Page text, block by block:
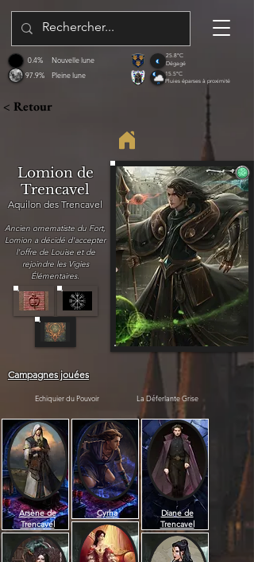
97.9%
0.4%
Pleine lune
Nouvelle lune
25.8°C
Dégagé
15.5°C
Pluies éparses à proximité
< Retour
Lomion de
Trencavel
Aquilon des Trencavel
Ancien ornematiste du Fort,
Lomion a décidé d'accepter
l'offre de Louise et de
rejoindre les Vigies
Élémentaires.
Campagnes jouées
Echiquier du Pouvoir La Déferlante Grise
Arsène de
Trencavel
Cyrha
Diane de
Trencavel